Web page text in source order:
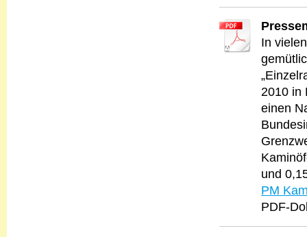
In
2010 in
einen
und
PM
PDF-